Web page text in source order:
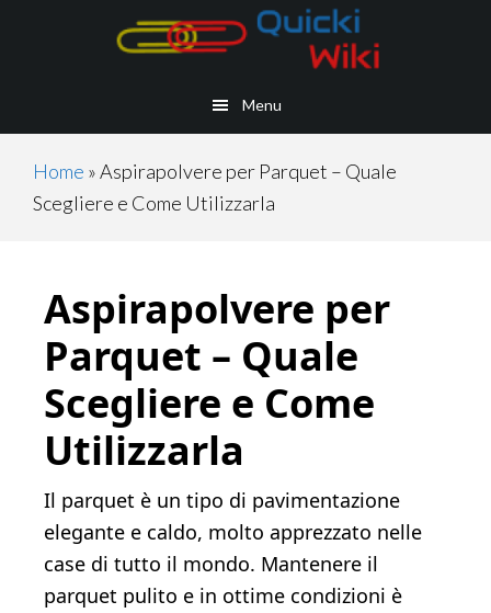
Menu
Home »Aspirapolvere per Parquet – Quale
Scegliere e Come Utilizzarla
Aspirapolvere per
Parquet – Quale
Scegliere e Come
Utilizzarla
Il parquet è un tipo di pavimentazione
elegante e caldo, molto apprezzato nelle
case di tutto il mondo. Mantenere il
parquet pulito e in ottime condizioni è